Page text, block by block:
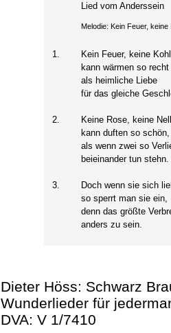
Lied vom Anderssein
Melodie: Kein Feuer, keine
1.
Kein Feuer, keine
kann wärmen so recht
als heimliche Liebe
für das gleiche
2.
Keine Rose, keine
kann duften so schön,
als wenn zwei so
beieinander tun stehn.
3.
Doch wenn sie sich
so sperrt man sie ein,
denn das größte
anders zu sein.
Dieter Höss: Schwarz
Wunderlieder für
DVA: V 1/7410